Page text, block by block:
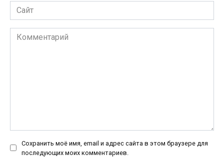
Сайт
Комментарий
Сохранить моё имя, email и адрес сайта в этом браузере для
последующих моих комментариев.